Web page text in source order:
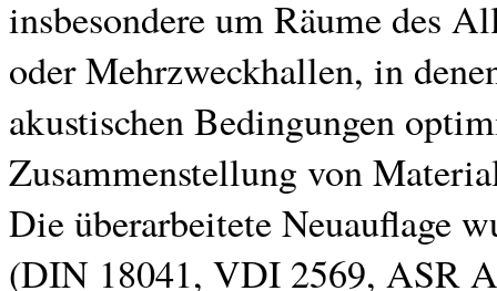
insbesondere um Räume des
oder Mehrzweckhallen, in
akustischen Bedingungen
Zusammenstellung von
Die überarbeitete Neuauflage
(DIN 18041, VDI 2569, ASR